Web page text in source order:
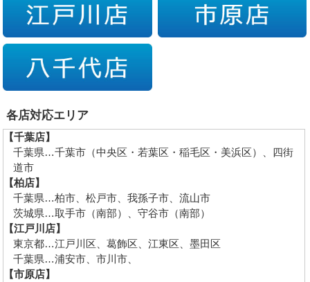
各店対応エリア
【千葉店】
千葉県…千葉市（中央区・若葉区・稲毛区・美浜区）、四街
道市
【柏店】
千葉県…柏市、松戸市、我孫子市、流山市
茨城県…取手市（南部）、守谷市（南部）
【江戸川店】
東京都…江戸川区、葛飾区、江東区、墨田区
千葉県…浦安市、市川市、
【市原店】